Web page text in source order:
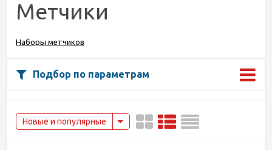
Метчики
Наборы метчиков
Подбор по параметрам
Новые и популярные